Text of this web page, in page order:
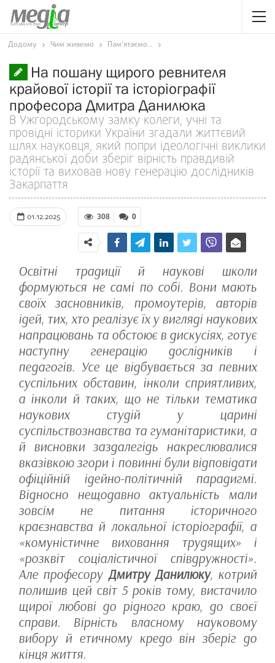
Додому Чим живемо Пам’ятаємо...
На пошану щирого ревнителя
крайової історії та історіографії
професора Дмитра Данилюка
В Ужгородському замку колеги, учні та
провідні історики України згадали життєвий
шлях науковця, який попри ідеологічні виклики
радянської доби зберіг вірність правдивій
історії та виховав нову генерацію дослідників
Закарпаття
01.12.2025 0
308
Освітні традиції й наукові школи
формуються не самі по собі. Вони мають
своїх засновників, промоутерів, авторів
ідей, тих, хто реалізує їх у вигляді наукових
напрацювань та обстоює в дискусіях, готує
наступну генерацію дослідників і
педагогів. Усе це відбувається за певних
суспільних обставин, інколи сприятливих,
а інколи й таких, що не тільки тематика
наукових студій у царині
суспільствознавства та гуманітаристики, а
й висновки заздалегідь накреслювалися
вказівкою згори і повинні були відповідати
офіційній ідейно-політичній парадигмі.
Відносно нещодавно актуальність мали
зовсім не питання історичного
краєзнавства й локальної історіографії, а
«комуністичне виховання трудящих» і
«розквіт соціалістичної співдружності».
Але професору Дмитру Данилюку, котрий
полишив цей світ 5 років тому, вистачило
щирої любові до рідного краю, до своєї
справи. Вірність власному науковому
вибору й етичному кредо він зберіг до
кінця життя.